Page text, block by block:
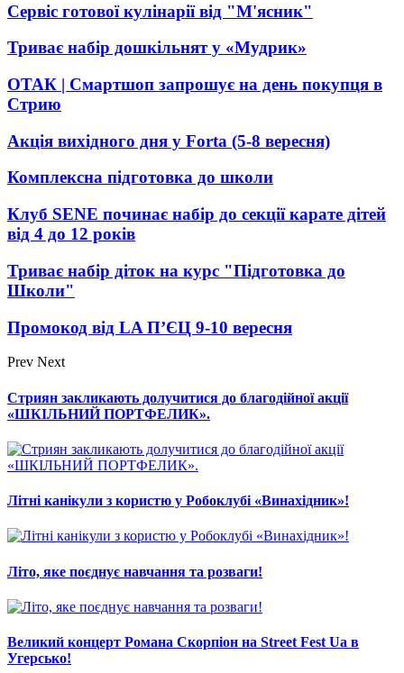
Сервіс готової кулінарії від "М'ясник"
Триває набір дошкільнят у «Мудрик»
ОТАК | Смартшоп запрошує на день покупця в
Стрию
Акція вихідного дня у Forta (5-8 вересня)
Комплексна підготовка до школи
Клуб SENE починає набір до секції карате дітей
від 4 до 12 років
Триває набір діток на курс "Підготовка до
Школи"
Промокод від LA П’ЄЦ 9-10 вересня
Prev Next
Стриян закликають долучитися до благодійної акції
«ШКІЛЬНИЙ ПОРТФЕЛИК».
Літні канікули з користю у Робоклубі «Винахідник»!
Літо, яке поєднує навчання та розваги!
Великий концерт Романа Скорпіон на Street Fest Ua в
Угерсько!